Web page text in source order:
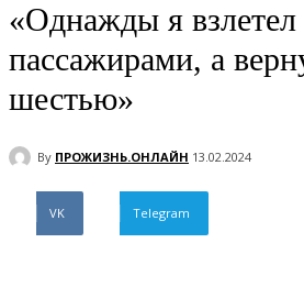
«Однажды я
пассажирами, а
шестью»
By ПРОЖИЗНЬ.ОНЛАЙН 13.02.2024
VK Telegram